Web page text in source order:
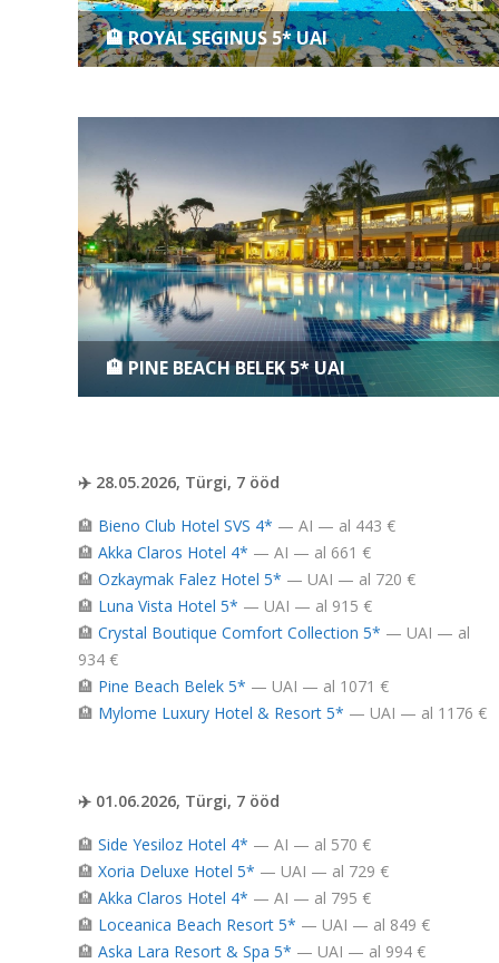
🏨 ROYAL SEGINUS 5* UAI
🏨 PINE BEACH BELEK 5* UAI
✈️ 28.05.2026, Türgi, 7 ööd
🏨 Bieno Club Hotel SVS 4* — AI — al 443 €
🏨 Akka Claros Hotel 4* — AI — al 661 €
🏨 Ozkaymak Falez Hotel 5* — UAI — al 720 €
🏨 Luna Vista Hotel 5* — UAI — al 915 €
🏨 Crystal Boutique Comfort Collection 5* — UAI — al
934 €
🏨 Pine Beach Belek 5* — UAI — al 1071 €
🏨 Mylome Luxury Hotel & Resort 5* — UAI — al 1176 €
✈️ 01.06.2026, Türgi, 7 ööd
🏨 Side Yesiloz Hotel 4* — AI — al 570 €
🏨 Xoria Deluxe Hotel 5* — UAI — al 729 €
🏨 Akka Claros Hotel 4* — AI — al 795 €
🏨 Loceanica Beach Resort 5* — UAI — al 849 €
🏨 Aska Lara Resort & Spa 5* — UAI — al 994 €